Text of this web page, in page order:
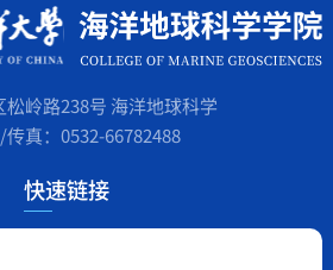
岭路238号 海洋地球科学
真：0532-66782488
快速链接